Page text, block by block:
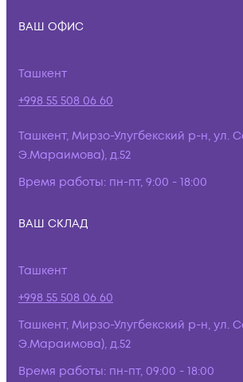
ВАШ ОФИС
Ташкент
+998 55 508 06 60
Ташкент, Мирзо-Улугбекский р-н, ул.
Э.Мараимова), д.52
Время работы: пн-пт, 9:00 - 18:00
ВАШ СКЛАД
Ташкент
+998 55 508 06 60
Ташкент, Мирзо-Улугбекский р-н, ул.
Э.Мараимова), д.52
Время работы: пн-пт, 09:00 - 18:00